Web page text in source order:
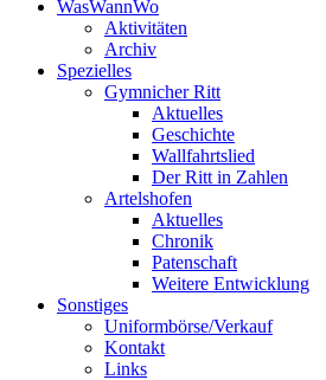
WasWannWo
Aktivitäten
Archiv
Spezielles
Gymnicher Ritt
Aktuelles
Geschichte
Wallfahrtslied
Der Ritt in Zahlen
Artelshofen
Aktuelles
Chronik
Patenschaft
Weitere Entwicklung
Sonstiges
Uniformbörse/Verkauf
Kontakt
Links